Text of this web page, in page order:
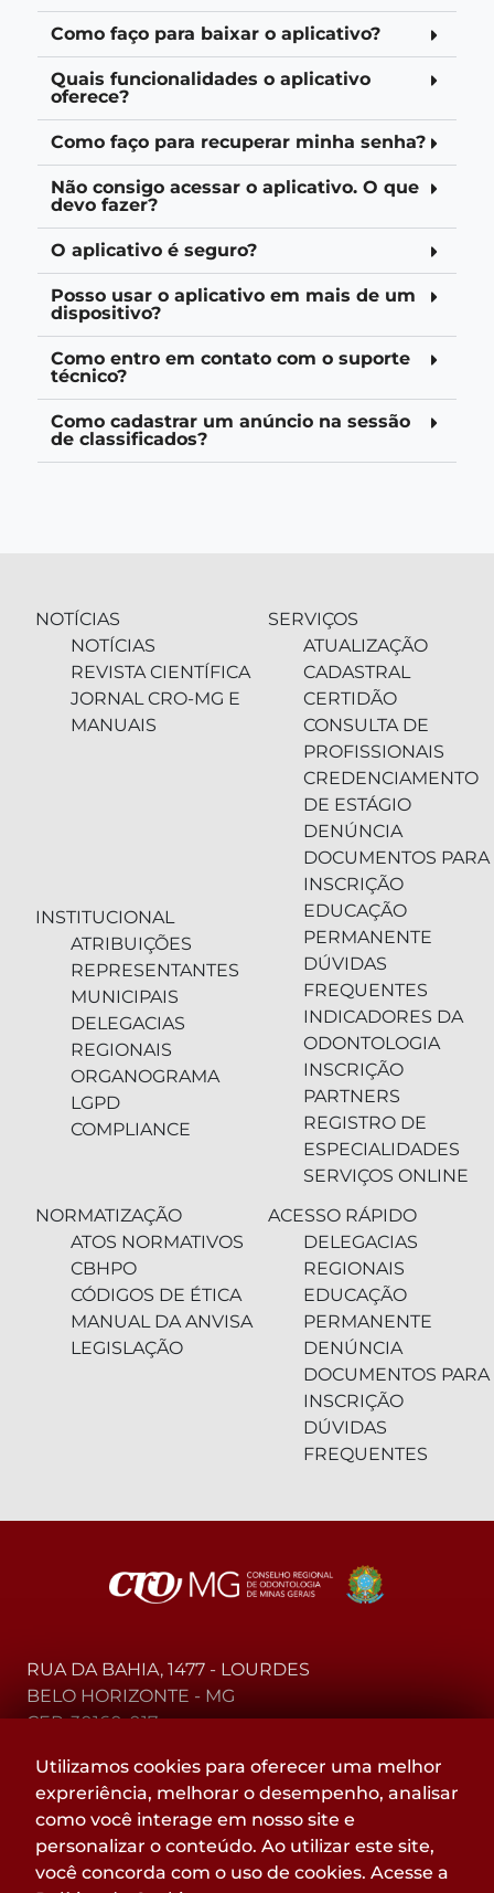
Como faço para baixar o aplicativo?
Quais funcionalidades o aplicativo
oferece?
Como faço para recuperar minha senha?
Não consigo acessar o aplicativo. O que
devo fazer?
O aplicativo é seguro?
Posso usar o aplicativo em mais de um
dispositivo?
Como entro em contato com o suporte
técnico?
Como cadastrar um anúncio na sessão
de classificados?
NOTÍCIAS
NOTÍCIAS
REVISTA CIENTÍFICA
JORNAL CRO-MG E
MANUAIS
INSTITUCIONAL
ATRIBUIÇÕES
REPRESENTANTES
MUNICIPAIS
DELEGACIAS
REGIONAIS
ORGANOGRAMA
LGPD
COMPLIANCE
SERVIÇOS
ATUALIZAÇÃO
CADASTRAL
CERTIDÃO
CONSULTA DE
PROFISSIONAIS
CREDENCIAMENTO
DE ESTÁGIO
DENÚNCIA
DOCUMENTOS PARA
INSCRIÇÃO
EDUCAÇÃO
PERMANENTE
DÚVIDAS
FREQUENTES
INDICADORES DA
ODONTOLOGIA
INSCRIÇÃO
PARTNERS
REGISTRO DE
ESPECIALIDADES
SERVIÇOS ONLINE
NORMATIZAÇÃO
ATOS NORMATIVOS
CBHPO
CÓDIGOS DE ÉTICA
MANUAL DA ANVISA
LEGISLAÇÃO
ACESSO RÁPIDO
DELEGACIAS
REGIONAIS
EDUCAÇÃO
PERMANENTE
DENÚNCIA
DOCUMENTOS PARA
INSCRIÇÃO
DÚVIDAS
FREQUENTES
RUA DA BAHIA, 1477 - LOURDES
BELO HORIZONTE - MG
CEP: 30160-017
(31) 2104-3000 - WhatsApp
0800-015-4000 - Telefone
Acompanhe
Utilizamos cookies para oferecer uma melhor
expreriência, melhorar o desempenho, analisar
como você interage em nosso site e
personalizar o conteúdo. Ao utilizar este site,
você concorda com o uso de cookies. Acesse a